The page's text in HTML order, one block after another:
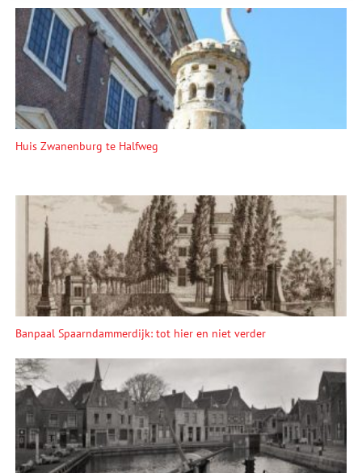
Huis Zwanenburg te Halfweg
Banpaal Spaarndammerdijk: tot hier en niet verder